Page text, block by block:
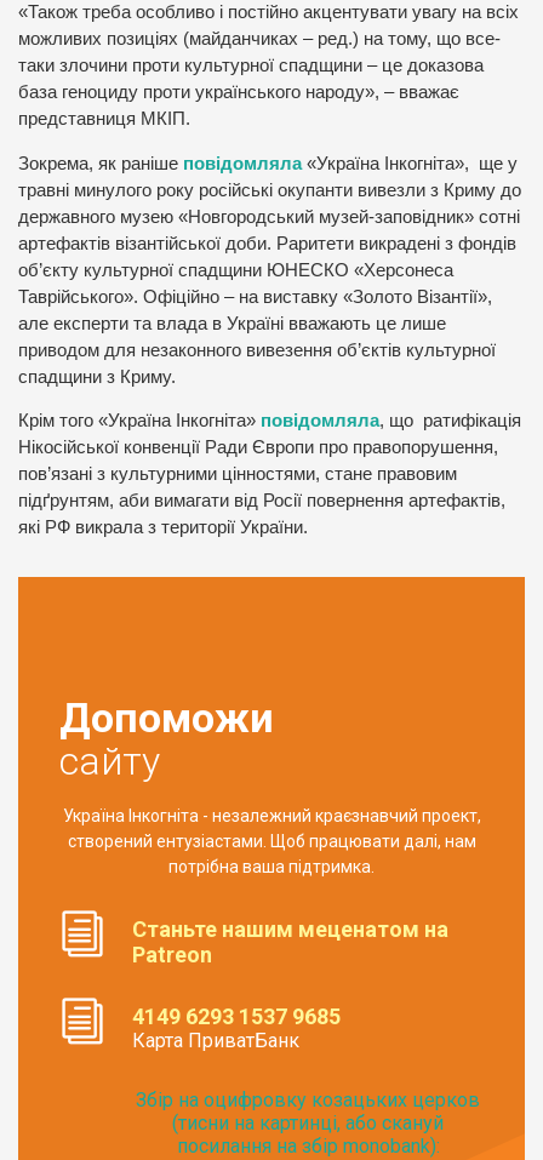
«Також треба особливо і постійно акцентувати увагу на всіх
можливих позиціях (майданчиках – ред.) на тому, що все-
таки злочини проти культурної спадщини – це доказова
база геноциду проти українського народу», – вважає
представниця МКІП.
Зокрема, як раніше повідомляла «Україна Інкогніта», ще у
травні минулого року російські окупанти вивезли з Криму до
державного музею «Новгородський музей-заповідник» сотні
артефактів візантійської доби. Раритети викрадені з фондів
об’єкту культурної спадщини ЮНЕСКО «Херсонеса
Таврійського». Офіційно – на виставку «Золото Візантії»,
але експерти та влада в Україні вважають це лише
приводом для незаконного вивезення об’єктів культурної
спадщини з Криму.
Крім того «Україна Інкогніта» повідомляла, що ратифікація
Нікосійської конвенції Ради Європи про правопорушення,
пов’язані з культурними цінностями, стане правовим
підґрунтям, аби вимагати від Росії повернення артефактів,
які РФ викрала з території України.
Допоможи
сайту
Україна Інкогніта - незалежний краєзнавчий проект,
створений ентузіастами. Щоб працювати далі, нам
потрібна ваша підтримка.
Станьте нашим меценатом на
Patreon
4149 6293 1537 9685
Карта ПриватБанк
Збір на оцифровку козацьких церков
(тисни на картинці, або скануй
посилання на збір monobank):